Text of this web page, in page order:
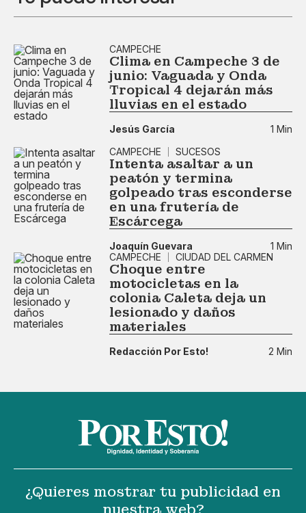
CAMPECHE
Clima en Campeche 3 de
junio: Vaguada y Onda
Tropical 4 dejarán más
lluvias en el estado
Jesús García
1 Min
CAMPECHE
SUCESOS
Intenta asaltar a un
peatón y termina
golpeado tras esconderse
en una frutería de
Escárcega
Joaquín Guevara
1 Min
CAMPECHE
CIUDAD DEL CARMEN
Choque entre
motocicletas en la
colonia Caleta deja un
lesionado y daños
materiales
Redacción Por Esto! 2 Min
¿Quieres mostrar tu publicidad en
nuestra web?